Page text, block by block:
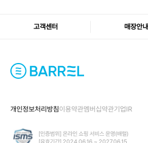
고객센터 매장안내
개인정보처리방침이용약관멤버십약관기업IR
[인증범위] 온라인 쇼핑 서비스 운영(배럴)
[유효기간] 2024.06.16 ~ 2027.06.15